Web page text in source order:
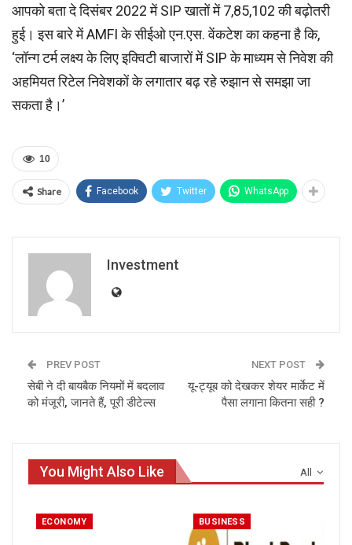
आपको बता दे दिसंबर 2022 में SIP खातों में 7,85,102 की बढ़ोतरी
हुई। इस बारे में AMFI के सीईओ एन.एस. वेंकटेश का कहना है कि,
‘लॉन्ग टर्म लक्ष्य के लिए इक्विटी बाजारों में SIP के माध्‍यम से निवेश की
अहमियत रिटेल निवेशकों के लगातार बढ़ रहे रुझान से समझा जा
सकता है।’
10
Share Facebook Twitter WhatsApp
Investment
PREV POST
सेबी ने दी बायबैक नियमों में बदलाव
को मंजूरी, जानते हैं, पूरी डीटेल्स
NEXT POST
यू-ट्यूब को देखकर शेयर मार्केट में
पैसा लगाना कितना सही ?
All
You Might Also Like
ECONOMY BUSINESS